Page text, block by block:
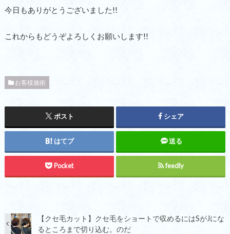
今日もありがとうございました!!
これからもどうぞよろしくお願いします!!
お客様施術
ポスト シェア
はてブ 送る
Pocket feedly
【クセ毛カット】クセ毛をショートで収めるにはSがJにな
るところまで切り込む。のだ